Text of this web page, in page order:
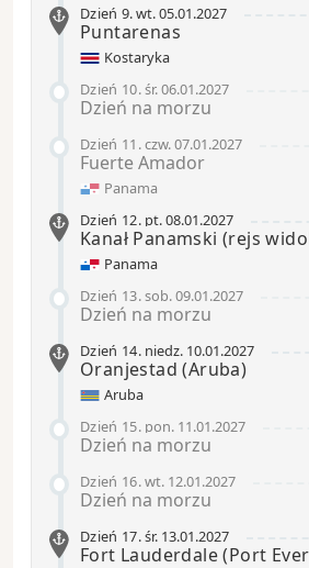
Dzień 9.wt.05.01.2027
Puntarenas
Kostaryka
Dzień 10.śr.06.01.2027
Dzień na morzu
Dzień 11 .czw.07.01.2027
Fuerte Amador
Panama
Dzień 12. pt.08.01.2027
Kanał Panamski(rejs
Panama
Dzień 13.sob.09.01.2027
Dzień na morzu
Dzień 14. niedz.10.01.2027
Oranjestad (Aruba)
Aruba
Dzień 15. pon.11.01.2027
Dzień na morzu
Dzień 16.wt.12.01.2027
Dzień na morzu
Dzień 17.śr.13.01.2027
Fort Lauderdale(Port